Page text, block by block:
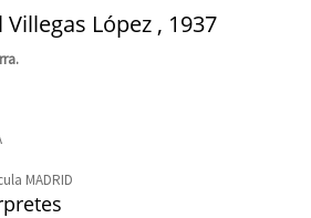
López , 1937